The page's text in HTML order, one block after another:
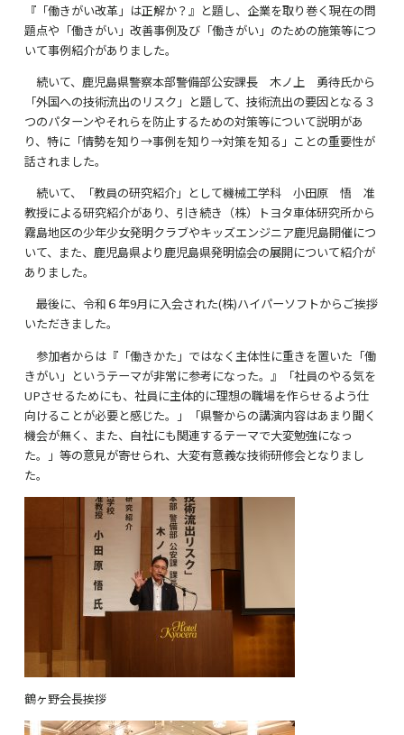
『「働きがい改革」は正解か？』と題し、企業を取り巻く現在の問
題点や「働きがい」改善事例及び「働きがい」のための施策等につ
いて事例紹介がありました。
続いて、鹿児島県警察本部警備部公安課長 木ノ上 勇待氏から
「外国への技術流出のリスク」と題して、技術流出の要因となる３
つのパターンやそれらを防止するための対策等について説明があ
り、特に「情勢を知り→事例を知り→対策を知る」ことの重要性が
話されました。
続いて、「教員の研究紹介」として機械工学科 小田原 悟 准
教授による研究紹介があり、引き続き（株）トヨタ車体研究所から
霧島地区の少年少女発明クラブやキッズエンジニア鹿児島開催につ
いて、また、鹿児島県より鹿児島県発明協会の展開について紹介が
ありました。
最後に、令和６年9月に入会された(株)ハイパーソフトからご挨拶
いただきました。
参加者からは『「働きかた」ではなく主体性に重きを置いた「働
きがい」というテーマが非常に参考になった。』「社員のやる気を
UPさせるためにも、社員に主体的に理想の職場を作らせるよう仕
向けることが必要と感じた。」「県警からの講演内容はあまり聞く
機会が無く、また、自社にも関連するテーマで大変勉強になっ
た。」等の意見が寄せられ、大変有意義な技術研修会となりまし
た。
鶴ヶ野会長挨拶